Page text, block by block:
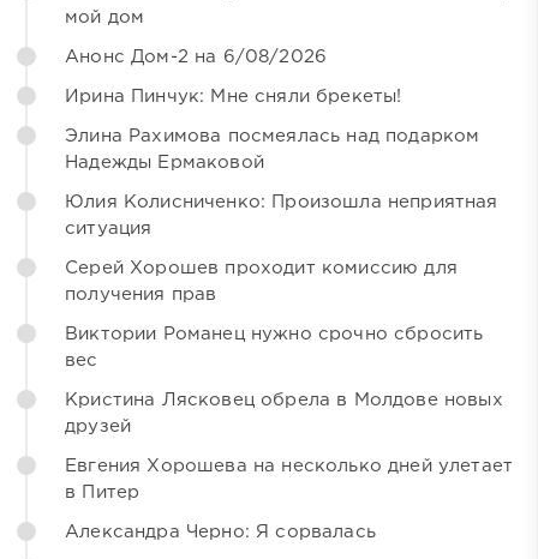
мой дом
Анонс Дом-2 на 6/08/2026
Ирина Пинчук: Мне сняли брекеты!
Элина Рахимова посмеялась над подарком
Надежды Ермаковой
Юлия Колисниченко: Произошла неприятная
ситуация
Серей Хорошев проходит комиссию для
получения прав
Виктории Романец нужно срочно сбросить
вес
Кристина Лясковец обрела в Молдове новых
друзей
Евгения Хорошева на несколько дней улетает
в Питер
Александра Черно: Я сорвалась